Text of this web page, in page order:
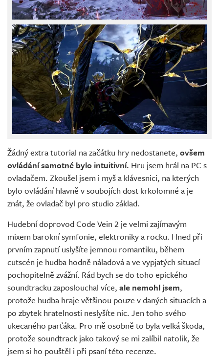
Žádný extra tutorial na začátku hry nedostanete, ovšem
ovládání samotné bylo intuitivní. Hru jsem hrál na PC s
ovladačem. Zkoušel jsem i myš a klávesnici, na kterých
bylo ovládání hlavně v soubojích dost krkolomné a je
znát, že ovladač byl pro studio základ.
Hudební doprovod Code Vein 2 je velmi zajímavým
mixem barokní symfonie, elektroniky a rocku. Hned při
prvním zapnutí uslyšíte jemnou romantiku, během
cutscén je hudba hodně náladová a ve vypjatých situací
pochopitelně zvážní. Rád bych se do toho epického
soundtracku zaposlouchal více, ale nemohl jsem,
protože hudba hraje většinou pouze v daných situacích a
po zbytek hratelnosti neslyšíte nic. Jen toho svého
ukecaného parťáka. Pro mě osobně to byla velká škoda,
protože soundtrack jako takový se mi zalíbil natolik, že
jsem si ho pouštěl i při psaní této recenze.